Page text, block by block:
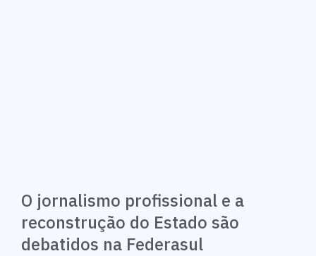
O jornalismo profissional e a
reconstrução do Estado são
debatidos na Federasul